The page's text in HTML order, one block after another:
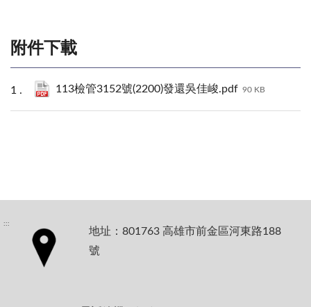
附件下載
113檢管3152號(2200)發還吳佳峻.pdf 90 KB
:::
地址：801763 高雄市前金區河東路188
號